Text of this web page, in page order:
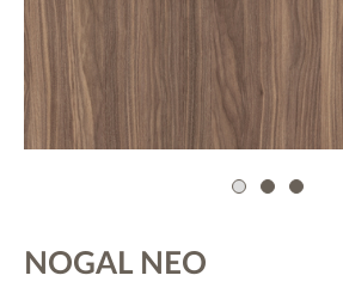
1 2 3
NOGAL NEO